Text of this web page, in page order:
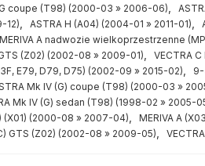
coupe (T98) (2000-03 » 2006-06)
12)
ASTRA H (A04) (2004-01 » 2011-01)
MERIVA A nadwozie wielkoprzestrzenne
(Z02) (2002-08 » 2009-01) VECTRA
E79, D79, D75) (2002-09 » 2015-02)
Mk IV (G) coupe (T98) (2000-03 »
Mk IV (G) sedan (T98) (1998-02 » 2005-
(X01) (2000-08 » 2007-04) MERIVA A
GTS (Z02) (2002-08 » 2009-05)